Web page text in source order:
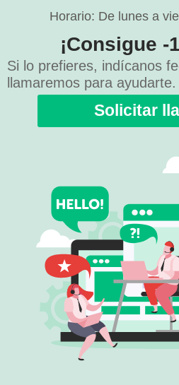
Horario: De lunes a
¡Consigue -
Si lo prefieres, indícanos
llamaremos para ayudarte.
Solicitar